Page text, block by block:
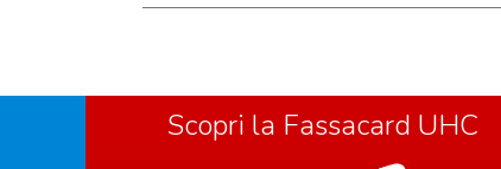
Scopri la Fassacard UHC